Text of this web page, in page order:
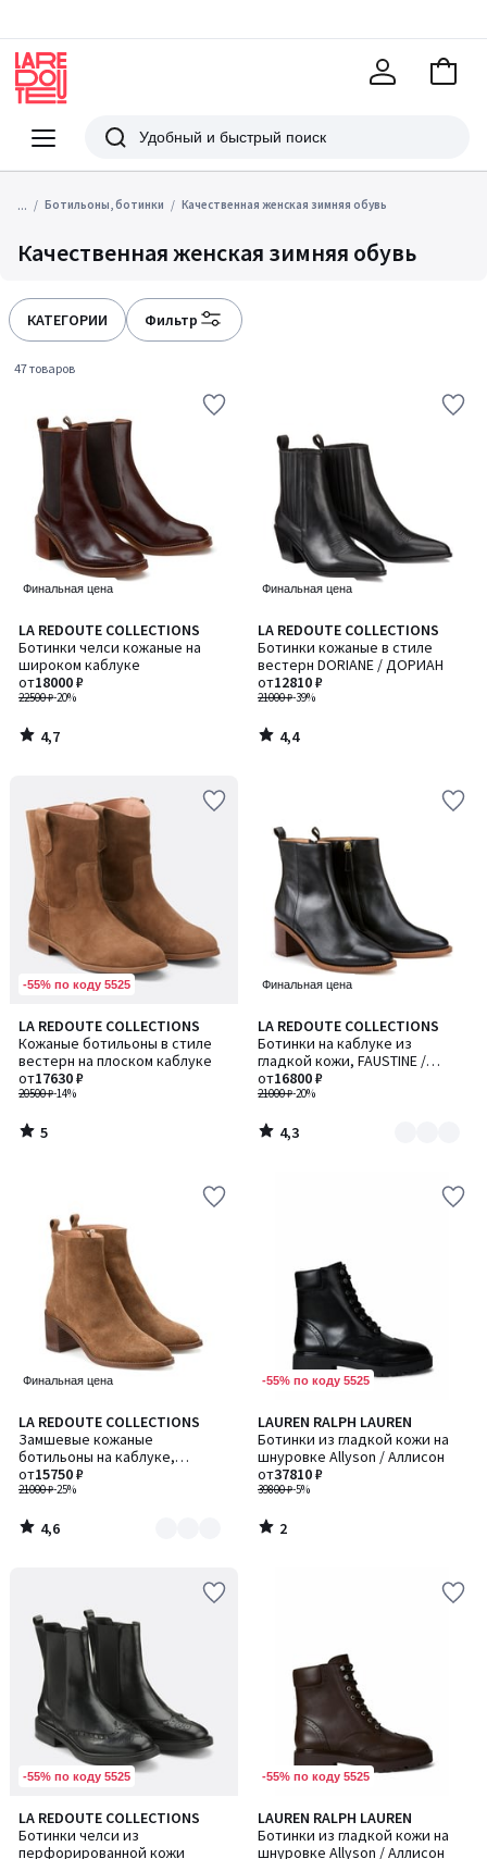
Меню
Redoute
Поиск
В
... Ботильоны, ботинки Качественная женская зимняя обувь
Качественная женская зимняя обувь
КАТЕГОРИИ Фильтр
47 товаров
Финальная цена
LA REDOUTE COLLECTIONS
Ботинки челси кожаные на
широком каблуке
22500 ₽-20%
от18000 ₽
4,7
/ 5
4,7
/
Финальная цена
LA REDOUTE COLLECTIONS
Ботинки кожаные в стиле
вестерн DORIANE / ДОРИАН
21000 ₽-39%
от12810 ₽
4,4
/ 5
4,4
/
-55% по коду 5525
LA REDOUTE COLLECTIONS
Кожаные ботильоны в стиле
вестерн на плоском каблуке
20500 ₽-14%
от17630 ₽
5
/
5
5
/
Финальная цена
LA REDOUTE COLLECTIONS
Ботинки на каблуке из
гладкой кожи, FAUSTINE /
ФОСТИН
21000 ₽-20%
от16800 ₽
4,3
/ 5
Количество
цветов:
2
4,3
/
Финальная цена
LA REDOUTE COLLECTIONS
Замшевые кожаные
ботильоны на каблуке,
FAUSTINE / ФОСТИН
21000 ₽-25%
от15750 ₽
4,6
/ 5
Количество
цветов:
2
4,6
/
-55% по коду 5525
LAUREN RALPH LAUREN
Ботинки из гладкой кожи на
шнуровке Allyson / Аллисон
39800 ₽-5%
от37810 ₽
2
/
5
2
/
-55% по коду 5525
LA REDOUTE COLLECTIONS
Ботинки челси из
перфорированной кожи
4,4
/ 5
-55% по коду 5525
LAUREN RALPH LAUREN
Ботинки из гладкой кожи на
шнуровке Allyson / Аллисон
2
/
5